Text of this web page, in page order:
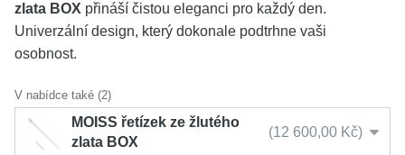
zlata BOX přináší čistou eleganci pro každý den.
Univerzální design, který dokonale podtrhne vaši
osobnost.
V nabídce také (2)
MOISS řetízek ze žlutého
zlata BOX
12 600,00 Kč